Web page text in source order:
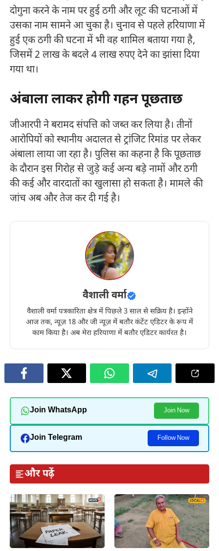
दोगुना करने के नाम पर हुई ठगी और लूट की घटनाओं में
उसका नाम सामने आ चुका है। चुनाव से पहले हरियाणा में
हुई एक ठगी की घटना में भी वह शामिल बताया गया है,
जिसमें 2 लाख के बदले 4 लाख रुपए देने का झांसा दिया
गया था।
अंबाला लाकर होगी गहन पूछताछ
जीआरपी ने बरामद संपत्ति को जब्त कर लिया है। तीनों
आरोपियों को स्थानीय अदालत से ट्रांजिट रिमांड पर लेकर
अंबाला लाया जा रहा है। पुलिस का कहना है कि पूछताछ
के दौरान इस गिरोह से जुड़े कई अन्य बड़े नामों और ठगी
की कई और वारदातों का खुलासा हो सकता है। मामले की
जांच अब और तेज कर दी गई है।
वैशाली वर्मा
वैशाली वर्मा पत्रकारिता क्षेत्र में पिछले 3 साल से सक्रिय है। इन्होंने
आज तक, न्यूज़ 18 और जी न्यूज़ में बतौर कंटेंट एडिटर के रूप में
काम किया है। अब मेरा हरियाणा में बतौर एडिटर कार्यरत है।
Join WhatsApp Join Now
Join Telegram Follow Now
और पढ़ें